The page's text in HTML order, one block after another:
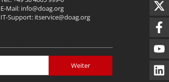
E-Mail: info@doag.org
IT-Support: itservice@doag.org
Weiter